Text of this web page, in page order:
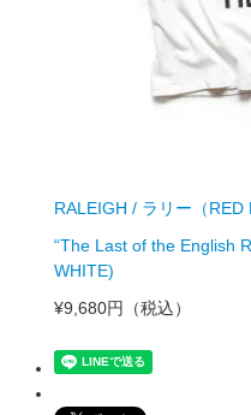
RALEIGH / ラリー（RED
“The Last of the English
WHITE)
¥9,680円
（税込）